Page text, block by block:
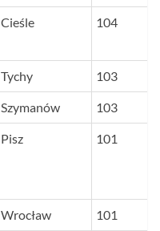
Cieśle 104
Tychy 103
Szymanów 103
Pisz 101
Wrocław 101